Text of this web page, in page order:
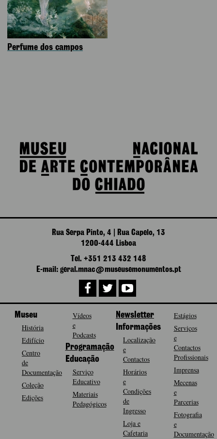
Perfume dos campos
Rua Serpa Pinto, 4 | Rua Capelo, 13
1200-444 Lisboa
Tel. +351 213 432 148
E-mail: geral.mnac@museusemonumentos.pt
Museu
História
Edifício
Centro
de
Documentação
Coleção
Edições
Vídeos
e
Podcasts
Programação
Educação
Serviço
Educativo
Materiais
Pedagógicos
Newsletter
Informações
Localização
e
Contactos
Horários
e
Condições
de
Ingresso
Loja e
Cafetaria
Estágios
Serviços
e
Contactos
Profissionais
Imprensa
Mecenas
e
Parcerias
Fotografia
e
Documentação